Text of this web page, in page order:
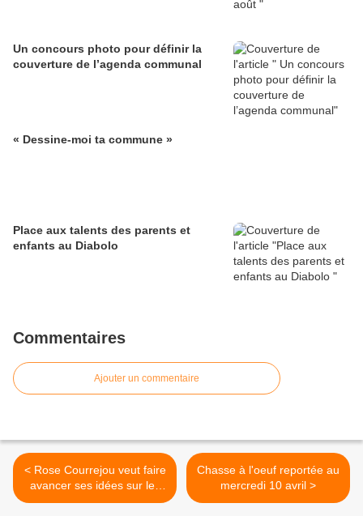
Un concours photo pour définir la
couverture de l’agenda communal
« Dessine-moi ta commune »
Place aux talents des parents et
enfants au Diabolo
Commentaires
Ajouter un commentaire
< Rose Courrejou veut faire
avancer ses idées sur les
droits des femmes
Chasse à l'oeuf reportée au
mercredi 10 avril >